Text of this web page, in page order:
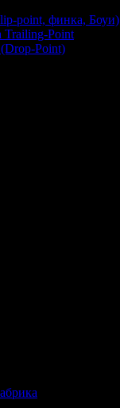
point, финка, Боуи)
Point
Point)